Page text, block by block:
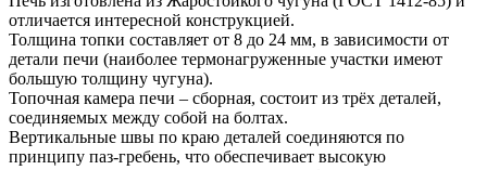
отличается интересной конструкцией.
Толщина топки составляет от 8 до 24 мм, в зависимости от
детали печи (наиболее термонагруженные участки имеют
большую толщину чугуна).
Топочная камера печи – сборная, состоит из трёх деталей,
соединяемых между собой на болтах.
Вертикальные швы по краю деталей соединяются по
принципу паз-гребень, что обеспечивает высокую